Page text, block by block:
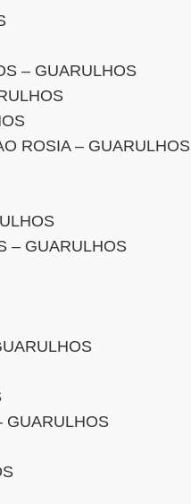
– GUARULHOS
ROSIA – GUARULHOS
– GUARULHOS
GUARULHOS